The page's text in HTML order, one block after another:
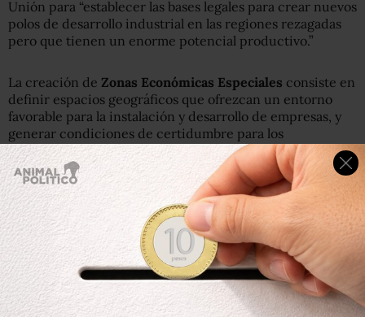
Unión para “establecer las bases legales para crear nuevos
polos de desarrollo industrial en las regiones rezagadas
pero que tienen un enorme potencial productivo.”
La creación de Zonas Económicas Especiales consiste en
definir espacios geográficos que ofrezcan un entorno
favorable para la instalación y desarrollo de empresas, y
generar condiciones de certidumbre para los
inversionistas.
Cada Zona Económica Especial (ZEE) ofrecerá:
*Beneficios fiscales directos a la inversión y al empleo.
*Un régimen aduanero especial.